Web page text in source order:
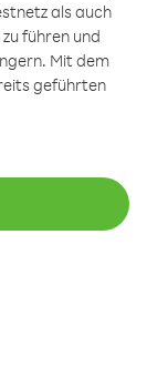
als auch
führen und
Mit dem
geführten